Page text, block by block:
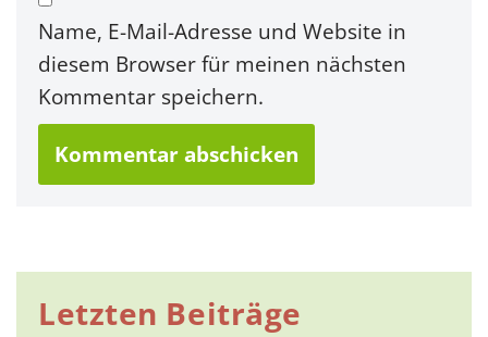
Name, E-Mail-Adresse und Website in
diesem Browser für meinen nächsten
Kommentar speichern.
Letzten Beiträge